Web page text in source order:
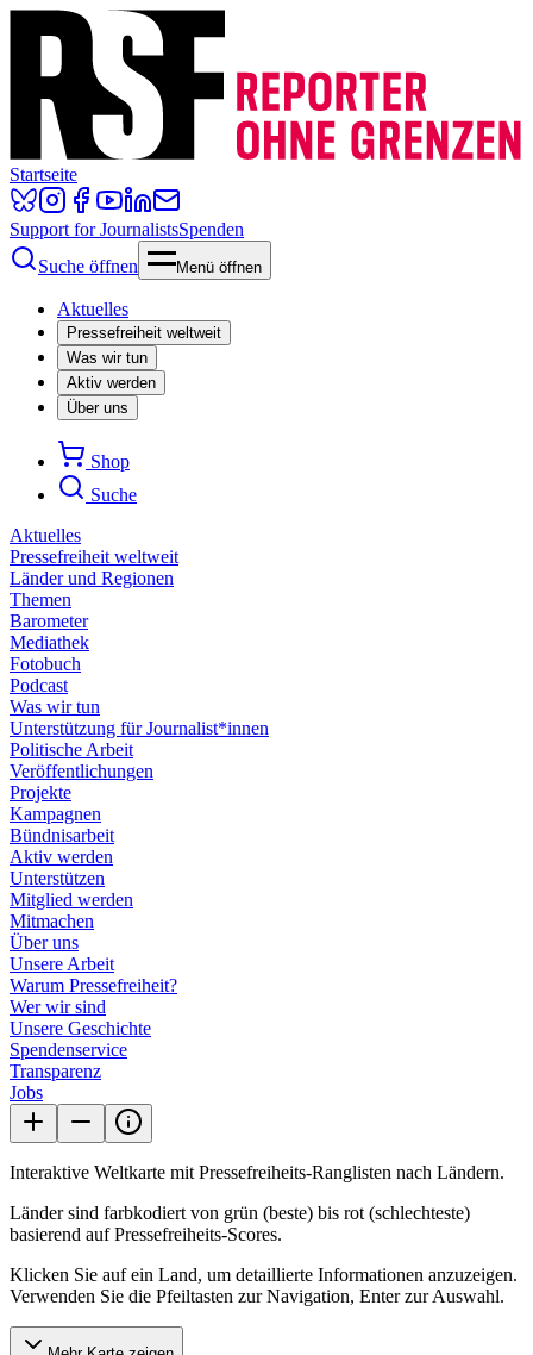
Startseite
Support for JournalistsSpenden
Suche öffnen
Menü öffnen
Aktuelles
Pressefreiheit weltweit
Was wir tun
Aktiv werden
Über uns
Shop
Suche
Aktuelles
Pressefreiheit weltweit
Länder und Regionen
Themen
Barometer
Mediathek
Fotobuch
Podcast
Was wir tun
Unterstützung für Journalist*innen
Politische Arbeit
Veröffentlichungen
Projekte
Kampagnen
Bündnisarbeit
Aktiv werden
Unterstützen
Mitglied werden
Mitmachen
Über uns
Unsere Arbeit
Warum Pressefreiheit?
Wer wir sind
Unsere Geschichte
Spendenservice
Transparenz
Jobs
Interaktive Weltkarte mit Pressefreiheits-Ranglisten nach Ländern.
Länder sind farbkodiert von grün (beste) bis rot (schlechteste)
basierend auf Pressefreiheits-Scores.
Klicken Sie auf ein Land, um detaillierte Informationen anzuzeigen.
Verwenden Sie die Pfeiltasten zur Navigation, Enter zur Auswahl.